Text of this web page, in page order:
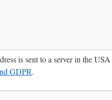
is sent to a server in the
GDPR.